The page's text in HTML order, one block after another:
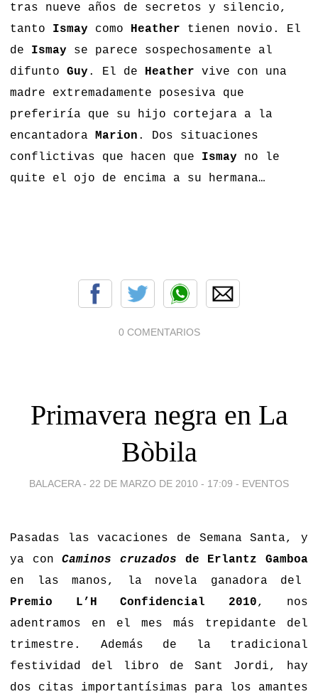
tras nueve años de secretos y silencio,
tanto Ismay como Heather tienen novio. El
de Ismay se parece sospechosamente al
difunto Guy. El de Heather vive con una
madre extremadamente posesiva que
preferiría que su hijo cortejara a la
encantadora
Marion . Dos situaciones
conflictivas que hacen que Ismay no le
quite el ojo de encima a su hermana…
0 COMENTARIOS
Primavera negra en La
Bòbila
BALACERA - 22 DE MARZO DE 2010 - 17:09 - EVENTOS
Pasadas las vacaciones de Semana Santa, y
ya conCaminos cruzados de Erlantz Gamboa
en las manos, la novela ganadora del
Premio L’H Confidencial 2010, nos
adentramos en el mes más trepidante del
trimestre. Además de la tradicional
festividad del libro de Sant Jordi, hay
dos citas importantísimas para los amantes